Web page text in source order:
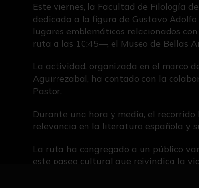
Este viernes, la Facultad de Filología
dedicada a la figura de Gustavo
lugares emblemáticos relacionados
ruta a las 10:45—, el Museo de Bellas
La actividad, organizada en el marco
Aguirrezabal, ha contado con la
Pastor.
Durante una hora y media, el
relevancia en la literatura española y
La ruta ha congregado a un público
este paseo cultural que reivindica la